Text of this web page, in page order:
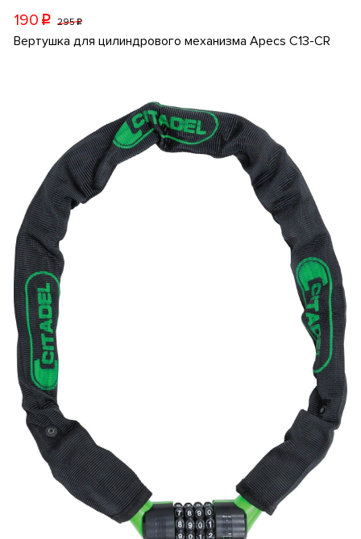
190 p 295p
Вертушка для цилиндрового механизма Apecs C13-CR